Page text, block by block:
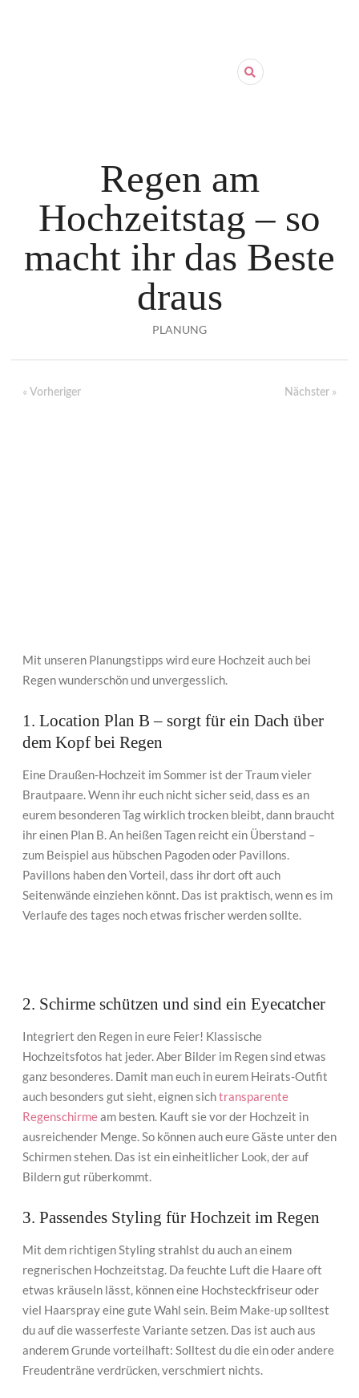
Regen am
Hochzeitstag – so
macht ihr das Beste
draus
PLANUNG
« Vorheriger Nächster »
Mit unseren Planungstipps wird eure Hochzeit auch bei
Regen wunderschön und unvergesslich.
1. Location Plan B – sorgt für ein Dach über
dem Kopf bei Regen
Eine Draußen-Hochzeit im Sommer ist der Traum vieler
Brautpaare. Wenn ihr euch nicht sicher seid, dass es an
eurem besonderen Tag wirklich trocken bleibt, dann braucht
ihr einen Plan B. An heißen Tagen reicht ein Überstand –
zum Beispiel aus hübschen Pagoden oder Pavillons.
Pavillons haben den Vorteil, dass ihr dort oft auch
Seitenwände einziehen könnt. Das ist praktisch, wenn es im
Verlaufe des tages noch etwas frischer werden sollte.
2. Schirme schützen und sind ein Eyecatcher
Integriert den Regen in eure Feier! Klassische
Hochzeitsfotos hat jeder. Aber Bilder im Regen sind etwas
ganz besonderes. Damit man euch in eurem Heirats-Outfit
auch besonders gut sieht, eignen sichtransparente
Regenschirmeam besten. Kauft sie vor der Hochzeit in
ausreichender Menge. So können auch eure Gäste unter den
Schirmen stehen. Das ist ein einheitlicher Look, der auf
Bildern gut rüberkommt.
3. Passendes Styling für Hochzeit im Regen
Mit dem richtigen Styling strahlst du auch an einem
regnerischen Hochzeitstag. Da feuchte Luft die Haare oft
etwas kräuseln lässt, können eine Hochsteckfriseur oder
viel Haarspray eine gute Wahl sein. Beim Make-up solltest
du auf die wasserfeste Variante setzen. Das ist auch aus
anderem Grunde vorteilhaft: Solltest du die ein oder andere
Freudenträne verdrücken, verschmiert nichts.